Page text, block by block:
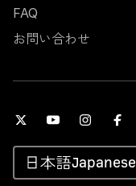
FAQ
お問い合わせ
Japanese